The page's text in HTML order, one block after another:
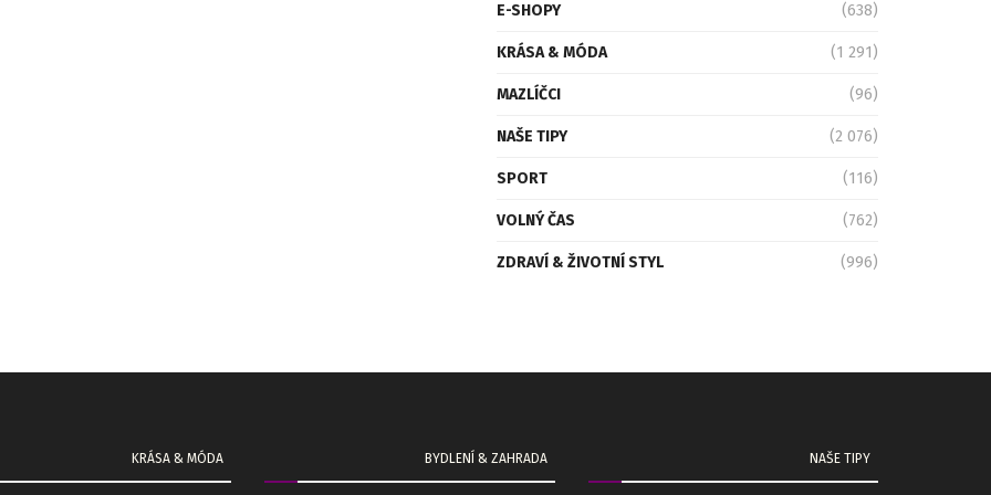
E-SHOPY (638)
KRÁSA & MÓDA (1 291)
MAZLÍČCI (96)
NAŠE TIPY (2 076)
SPORT (116)
VOLNÝ ČAS (762)
ZDRAVÍ & ŽIVOTNÍ STYL (996)
KRÁSA & MÓDA BYDLENÍ & ZAHRADA NAŠE TIPY